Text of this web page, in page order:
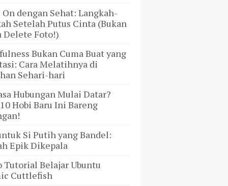
dengan Sehat: Langkah-
Setelah Putus Cinta (Bukan
Delete Foto!)
Bukan Cuma Buat yang
Cara Melatihnya di
Sehari-hari
Hubungan Mulai Datar?
Hobi Baru Ini Bareng
Si Putih yang Bandel:
Epik Dikepala
Tutorial Belajar Ubuntu
Cuttlefish